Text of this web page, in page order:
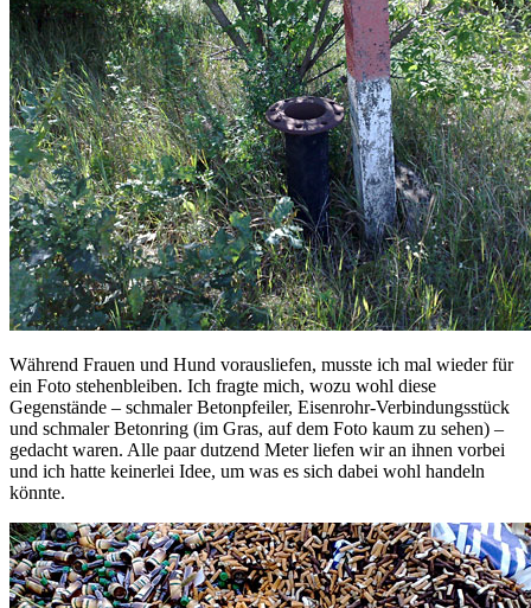
Während Frauen und Hund vorausliefen, musste ich mal wieder für
ein Foto stehenbleiben. Ich fragte mich, wozu wohl diese
Gegenstände – schmaler Betonpfeiler, Eisenrohr-Verbindungsstück
und schmaler Betonring (im Gras, auf dem Foto kaum zu sehen) –
gedacht waren. Alle paar dutzend Meter liefen wir an ihnen vorbei
und ich hatte keinerlei Idee, um was es sich dabei wohl handeln
könnte.